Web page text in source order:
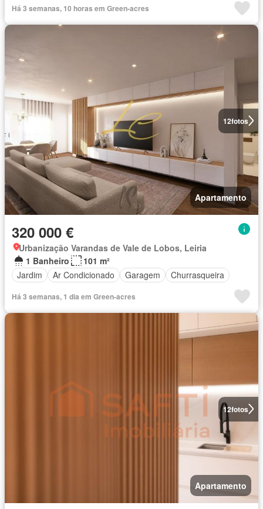
Há 3 semanas, 10 horas em Green-acres
12fotos
Apartamento
320 000 €
Urbanização Varandas de Vale de Lobos, Leiria
1 Banheiro
101 m²
Jardim
Ar Condicionado Garagem Churrasqueira
Há 3 semanas, 1 dia em Green-acres
12fotos
Apartamento